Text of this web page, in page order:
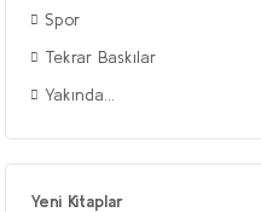
Spor
Tekrar Baskılar
Yakında...
Yeni Kitaplar